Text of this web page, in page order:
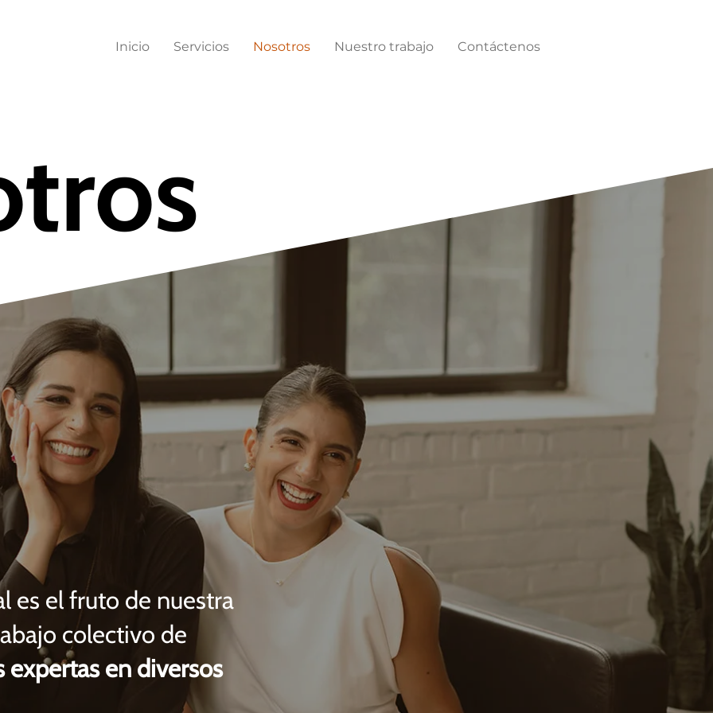
Inicio Servicios Nosotros Nuestro trabajo Contáctenos
es el fruto de nuestra
colectivo de
expertas en diversos